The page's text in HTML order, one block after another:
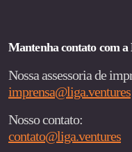
Mantenha contato com a
Nossa assessoria de
imprensa@liga.ventures
Nosso contato:
contato@liga.ventures